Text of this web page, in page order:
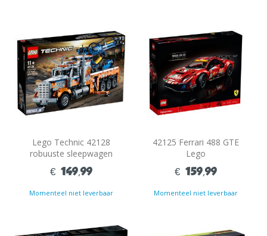
Lego Technic 42128
robuuste sleepwagen
€ 149,99
Momenteel niet leverbaar
42125 Ferrari 488 GTE
Lego
€ 159,99
Momenteel niet leverbaar